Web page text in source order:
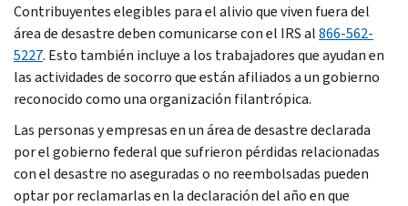
Contribuyentes elegibles para el alivio que viven fuera del
área de desastre deben comunicarse con el IRS al866-562-
5227. Esto también incluye a los trabajadores que ayudan en
las actividades de socorro que están afiliados a un gobierno
reconocido como una organización filantrópica.
Las personas y empresas en un área de desastre declarada
por el gobierno federal que sufrieron pérdidas relacionadas
con el desastre no aseguradas o no reembolsadas pueden
optar por reclamarlas en la declaración del año en que